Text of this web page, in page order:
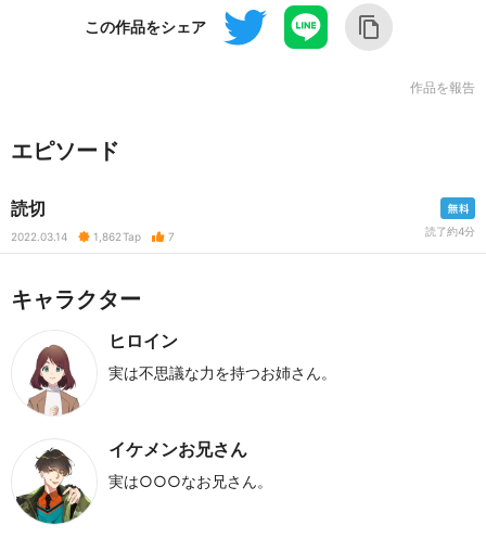
この作品をシェア
作品を報告
エピソード
読切
2022.03.14 1,862Tap 7 読了約4分
キャラクター
ヒロイン
実は不思議な力を持つお姉さん。
イケメンお兄さん
実は○○○なお兄さん。